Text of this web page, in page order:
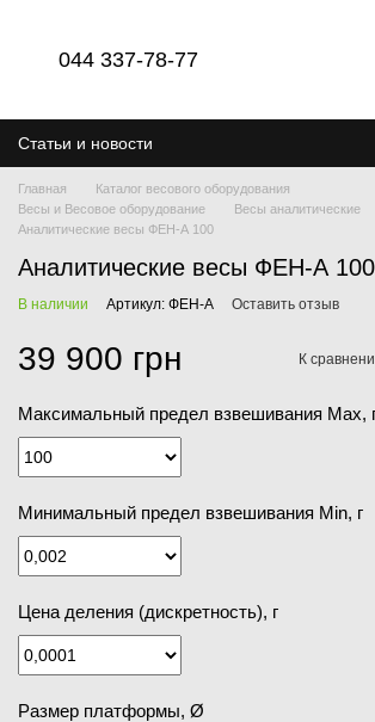
044 337-78-77
Статьи и новости
Главная
Каталог весового оборудования
Весы и Весовое оборудование
Весы аналитические
Аналитические весы ФЕН-А 100
Аналитические весы ФЕН-А 100
В наличии Артикул: ФЕН-А Оставить отзыв
39 900 грн К
Максимальный предел взвешивания Мах,
Минимальный предел взвешивания Min, г
Цена деления (дискретность), г
Размер платформы, Ø